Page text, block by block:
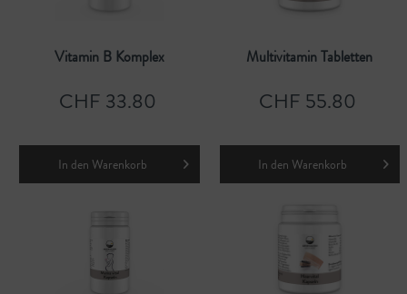
Vitamin B Komplex
CHF 33.80
In den Warenkorb
Multivitamin Tabletten
CHF 55.80
In den Warenkorb